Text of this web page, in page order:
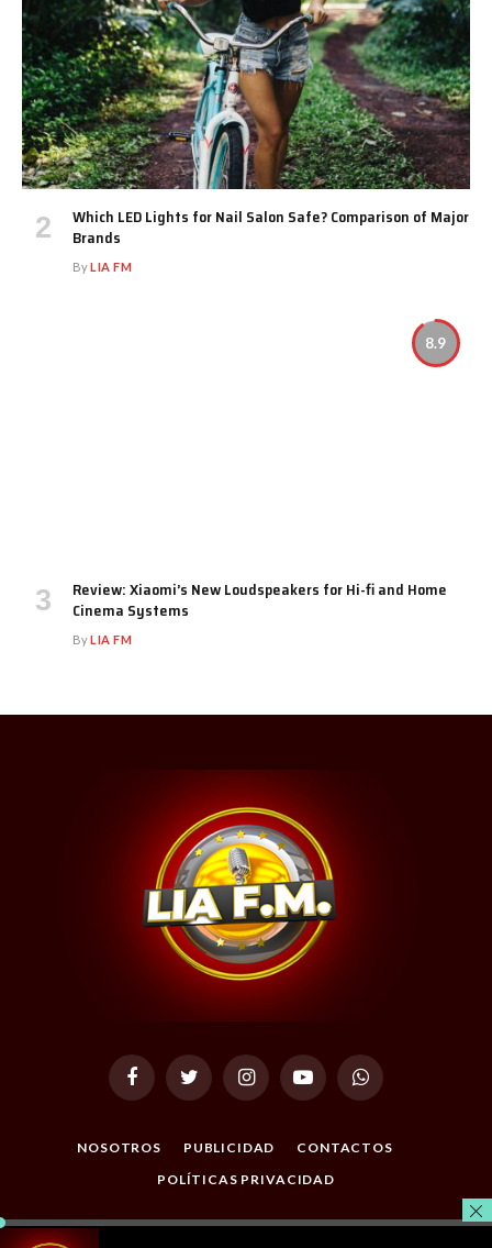
Which LED Lights for Nail Salon Safe? Comparison of Major
Brands
ByLIA FM
8.9
Review: Xiaomi’s New Loudspeakers for Hi-fi and Home
Cinema Systems
ByLIA FM
FacebookTwitter InstagramYouTubeWhatsApp
NOSOTROS PUBLICIDAD
CONTACTOS
POLÍTICAS PRIVACIDAD
© 2026 Todos los Derechos Reservados. Desarrollado por